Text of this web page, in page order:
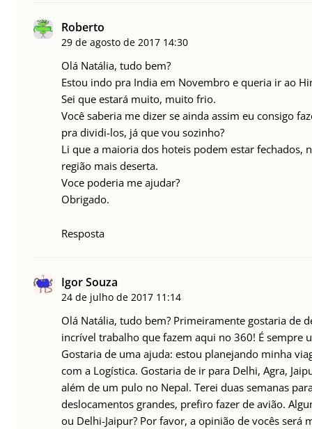
Roberto
29 de agosto de 2017 14:30
Olá Natália, tudo bem?
Estou indo pra India em Novembro e queria ir ao
Sei que estará muito, muito frio.
Você saberia me dizer se ainda assim eu consigo
pra dividi-los, já que vou sozinho?
Li que a maioria dos hoteis podem estar fechados,
região mais deserta.
Voce poderia me ajudar?
Obrigado.
Resposta
Igor Souza
24 de julho de 2017 11:14
Olá Natália, tudo bem? Primeiramente gostaria de
incrível trabalho que fazem aqui no 360! É
Gostaria de uma ajuda: estou planejando minha
com a Logística. Gostaria de ir para Delhi, Agra,
além de um pulo no Nepal. Terei duas semanas
deslocamentos grandes, prefiro fazer de avião.
ou Delhi-Jaipur? Por favor, a opinião de vocês